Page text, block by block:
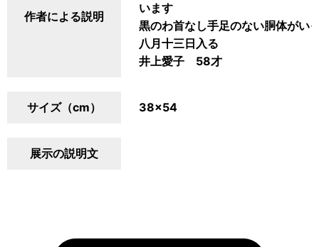
作者による説明
います
黒のわ首なし手足のない胴体がい
八月十三日入る
井上愛子 58才
サイズ（cm） 38×54
展示の説明文